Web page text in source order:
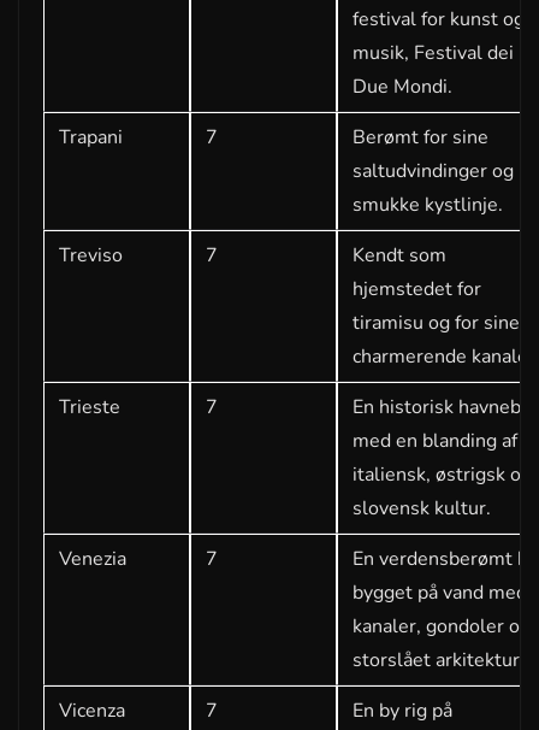
festival for kunst og
musik, Festival dei
Due Mondi.
Trapani
7
Berømt for sine
saltudvindinger og
smukke kystlinje.
Treviso
7
Kendt som
hjemstedet for
tiramisu og for sine
charmerende kanaler.
Trieste
7
En historisk havneby
med en blanding af
italiensk, østrigsk og
slovensk kultur.
Venezia
7
En verdensberømt by
bygget på vand med
kanaler, gondoler og
storslået arkitektur.
Vicenza
7
En by rig på